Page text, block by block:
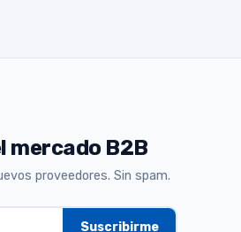
mercado B2B
proveedores. Sin spam.